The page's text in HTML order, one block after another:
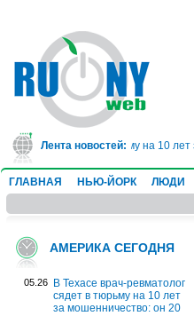
Лента новостей:
сядет в тюрьму на 10 лет за
ГЛАВНАЯ НЬЮ-ЙОРК ЛЮДИ
АМЕРИКА СЕГОДНЯ
05.26
В Техасе врач-ревматолог
сядет в тюрьму на 10 лет
за мошенничество: он 20